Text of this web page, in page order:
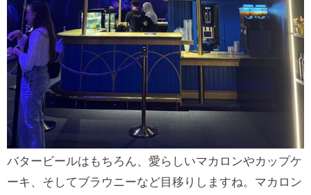
バタービールはもちろん、愛らしいマカロンやカップケ
ーキ、そしてブラウニーなど目移りしますね。マカロン